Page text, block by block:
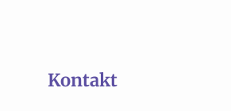
Kontakt